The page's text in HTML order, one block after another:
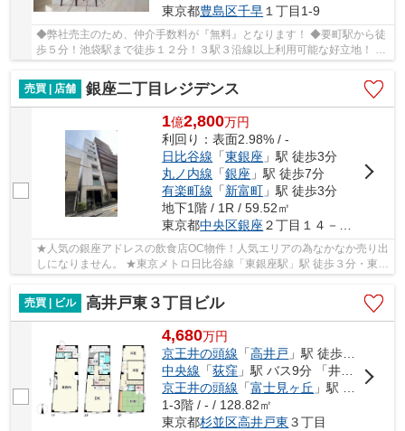
東京都豊島区千早１丁目1-9
◆弊社売主のため、仲介手数料が『無料』となります！ ◆要町駅から徒
歩５分！池袋駅まで徒歩１２分！３駅３沿線以上利用可能な好立地！ ◆
売買 | 店舗
銀座二丁目レジデンス
1億2,800万円
利回り：表面2.98% / -
日比谷線 「東銀座 」駅 徒歩3分
丸ノ内線 「銀座 」駅 徒歩7分
有楽町線 「新富町 」駅 徒歩3分
地下1階 / 1R / 59.52㎡
東京都中央区銀座 ２丁目１４－１６
★人気の銀座アドレスの飲食店OC物件！人気エリアの為なかなか売り出
しになりません。 ★東京メトロ日比谷線「東銀座駅」駅 徒歩３分・東京
売買 | ビル
高井戸東３丁目ビル
4,680万円
京王井の頭線 「高井戸 」駅 徒歩8分
中央線 「荻窪 」駅 バス9分 「井の頭通り」 停歩4分
京王井の頭線 「富士見ヶ丘 」駅 徒歩16分
1-3階 / - / 128.82㎡
東京都杉並区高井戸東 ３丁目